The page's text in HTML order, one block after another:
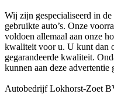
Wij zijn gespecialiseerd in
gebruikte auto’s. Onze
voldoen allemaal aan onze
kwaliteit voor u. U kunt dan
gegarandeerde kwaliteit.
kunnen aan deze advertentie
Autobedrijf Lokhorst-Zoet